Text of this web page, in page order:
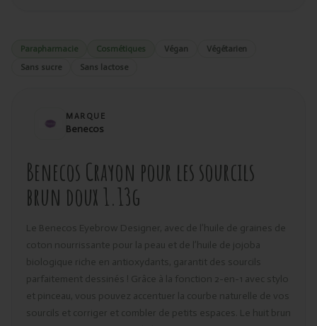
Parapharmacie Cosmétiques Végan
Végétarien
Sans sucre
Sans lactose
MARQUE
Benecos
Benecos Crayon pour les sourcils
brun doux 1.13g
Le Benecos Eyebrow Designer, avec de l’huile de graines de
coton nourrissante pour la peau et de l’huile de jojoba
biologique riche en antioxydants, garantit des sourcils
parfaitement dessinés ! Grâce à la fonction 2-en-1 avec stylo
et pinceau, vous pouvez accentuer la courbe naturelle de vos
sourcils et corriger et combler de petits espaces. Le huit brun